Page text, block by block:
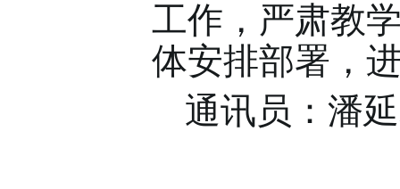
工作，严肃教
体安排部署，
通讯员：潘